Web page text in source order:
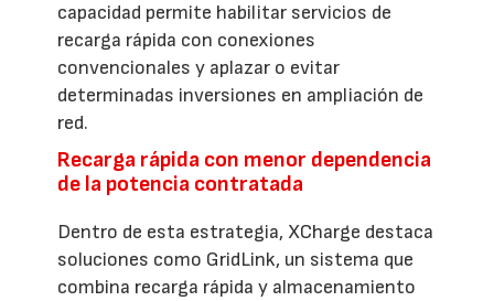
capacidad permite habilitar servicios de
recarga rápida con conexiones
convencionales y aplazar o evitar
determinadas inversiones en ampliación de
red.
Recarga rápida con menor dependencia
de la potencia contratada
Dentro de esta estrategia, XCharge destaca
soluciones como GridLink, un sistema que
combina recarga rápida y almacenamiento